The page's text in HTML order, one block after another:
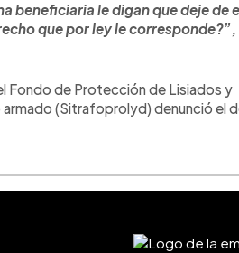
beneficiaria le digan que deje de
que por ley le corresponde?”,
Fondo de Protección de Lisiados y
(Sitrafoprolyd) denunció el